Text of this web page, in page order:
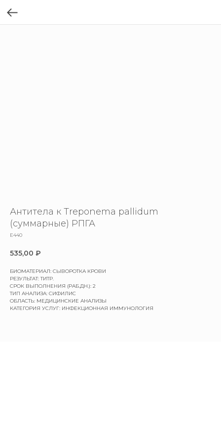
Антитела к Treponema pallidum
(суммарные) РПГА
E440
535,00 ₽
БИОМАТЕРИАЛ: СЫВОРОТКА КРОВИ
РЕЗУЛЬТАТ: ТИТР.
СРОК ВЫПОЛНЕНИЯ (РАБ.ДН.): 2
ТИП АНАЛИЗА: СИФИЛИС
ОБЛАСТЬ: МЕДИЦИНСКИЕ АНАЛИЗЫ
КАТЕГОРИЯ УСЛУГ: ИНФЕКЦИОННАЯ ИММУНОЛОГИЯ